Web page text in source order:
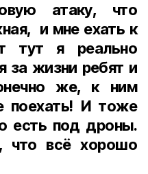
атаку, что
и мне ехать к
тут я реально
за жизни ребят и
же, к ним
поехать! И тоже
есть под дроны.
что всё хорошо